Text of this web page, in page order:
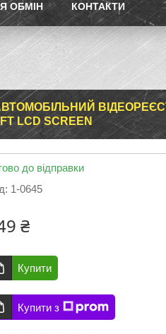
ОБМІН КОНТАКТИ
LCD SCREEN
до відправки
1-0645
₴
Купити
Купити з